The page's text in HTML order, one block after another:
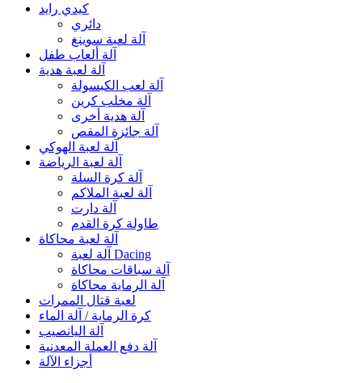
كيدي رايد
دائري
آلة لعبة سوينغ
آلة ألعاب طفل
آلة لعبة هدية
آلة لعب الكبسولة
آلة مخلب كرين
آلة هدية أخرى
آلة جائزة المقص
آلة لعبة الهوكي
آلة لعبة الرياضة
آلة كرة السلة
آلة لعبة الملاكم
آلة دارت
طاولة كرة القدم
آلة لعبة محاكاة
آلة لعبة Dacing
آلة سباقات محاكاة
آلة الرماية محاكاة
لعبة قتال الممرات
كرة الرماية / آلة الماء
آلة اليانصيب
آلة دفع العملة المعدنية
أجزاء الآلة